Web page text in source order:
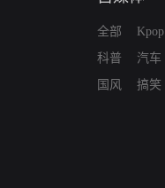
全部
科普
国风
Kpop
汽车
搞笑